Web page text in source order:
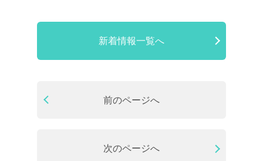
新着情報一覧へ
前のページへ
次のページへ